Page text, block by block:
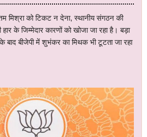
मिश्रा को टिकट न देना, स्थानीय संगठन की
के जिम्मेदार कारणों को खोजा जा रहा है। बड़ा
बाद बीजेपी में शुभंकर का मिथक भी टूटता जा रहा